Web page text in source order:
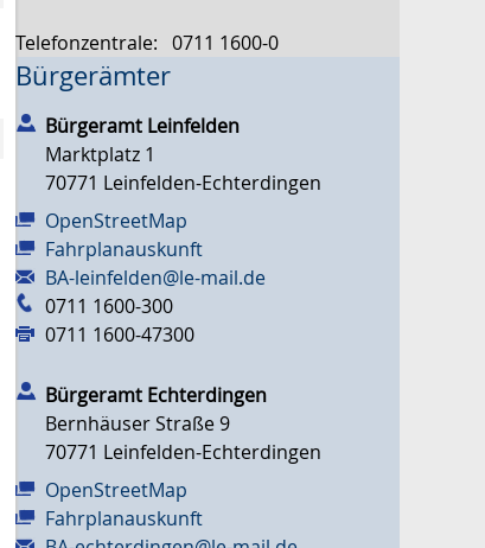
Telefonzentrale: 0711 1600-0
Bürgerämter
Bürgeramt Leinfelden
Marktplatz 1
70771 Leinfelden-Echterdingen
OpenStreetMap
Fahrplanauskunft
BA-leinfelden@le-mail.de
0711 1600-300
0711 1600-47300
Bürgeramt Echterdingen
Bernhäuser Straße 9
70771 Leinfelden-Echterdingen
OpenStreetMap
Fahrplanauskunft